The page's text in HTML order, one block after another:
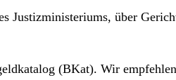
Justizministeriums, über
(BKat). Wir